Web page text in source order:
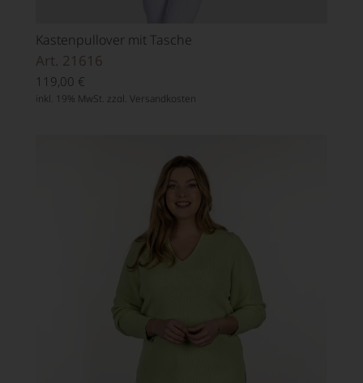
Kastenpullover mit Tasche
Art. 21616
119,00 €
inkl. 19% MwSt. zzgl. Versandkosten